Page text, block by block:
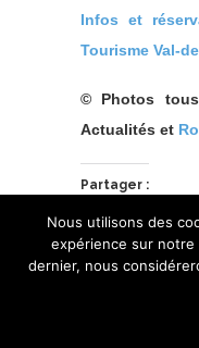
Infos et
Tourisme Val-
© Photos
Actualités et
Partager :
Nous utilisons des
expérience sur notre
dernier, nous